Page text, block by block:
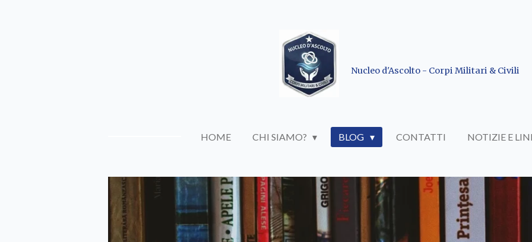
Nucleo d'Ascolto - Corpi Militari & Civili
HOME CHI SIAMO? BLOG CONTATTI NOTIZIE E